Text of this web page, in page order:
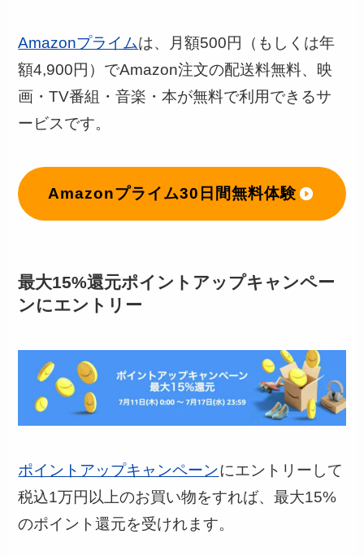
Amazonプライムは、月額500円（もしくは年
額4,900円）でAmazon注文の配送料無料、映
画・TV番組・音楽・本が無料で利用できるサ
ービスです。
Amazonプライム30日間無料体験
最大15%還元ポイントアップキャンペー
ンにエントリー
ポイントアップキャンペーンにエントリーして
税込1万円以上のお買い物をすれば、最大15%
のポイント還元を受けれます。